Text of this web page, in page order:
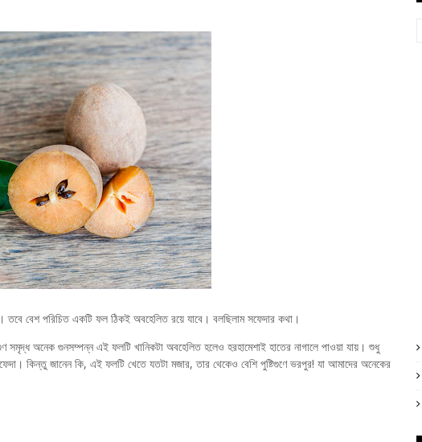
বেশ পরিচিত একটি ফল ঠিকই অবহেলিত র‍য়ে যাবে। বলছিলাম সফেদার কথা।
সমৃদ্ধ অনেক গুনসম্পন্ন এই ফলটি খানিকটা অবহেলিত হলেও হরহামেশাই হাতের নাগালে পাওয়া যায়। শুধু
কিন্তু জানেন কি, এই ফলটি খেতে যতটা মজার, তার থেকেও বেশি পুষ্টিগুণে ভরপুর! যা আমাদের অনেকের